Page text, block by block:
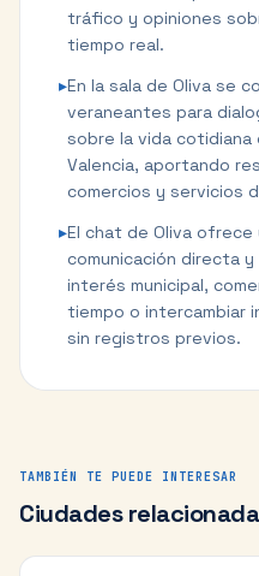
tráfico y opiniones
tiempo real.
▸En la sala de Oliva se
veraneantes para
sobre la vida cotidiana
Valencia, aportando
comercios y servicios
▸El chat de Oliva ofrece
comunicación directa
interés municipal,
tiempo o intercambiar
sin registros previos.
TAMBIÉN TE PUEDE INTERESAR
Ciudades